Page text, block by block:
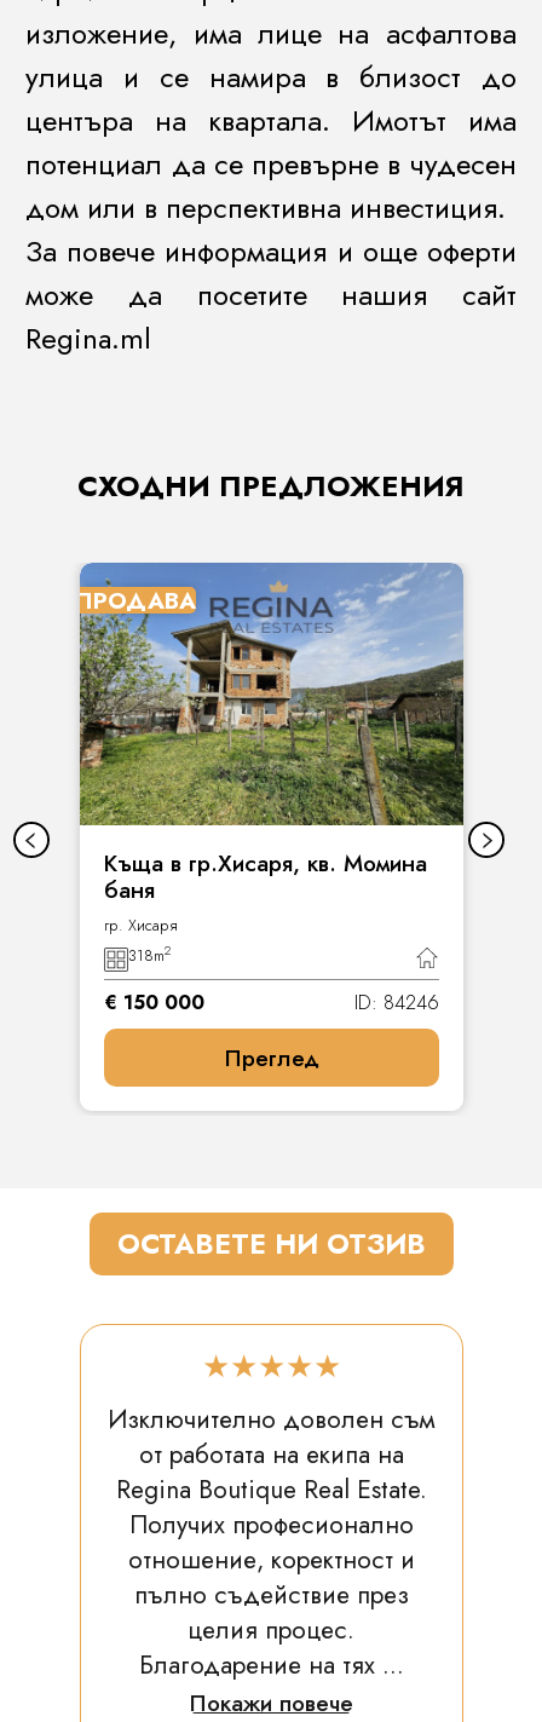
изложение, има лице на асфалтова
улица и се намира в близост до
центъра на квартала. Имотът има
потенциал да се превърне в чудесен
дом или в перспективна инвестиция.
За повече информация и още оферти
може да посетите нашия сайт
Regina.ml
СХОДНИ ПРЕДЛОЖЕНИЯ
ПРОДАВА
Къща в гр.Хисаря, кв. Момина
баня
гр. Хисаря
318m2
€ 150 000 ID: 84246
Преглед
ОСТАВЕТЕ НИ ОТЗИВ
★★★★★
Изключително доволен съм
от работата на екипа на
Regina Boutique Real Estate.
Получих професионално
отношение, коректност и
пълно съдействие през
целия процес.
Благодарение на тях ...
Покажи повече